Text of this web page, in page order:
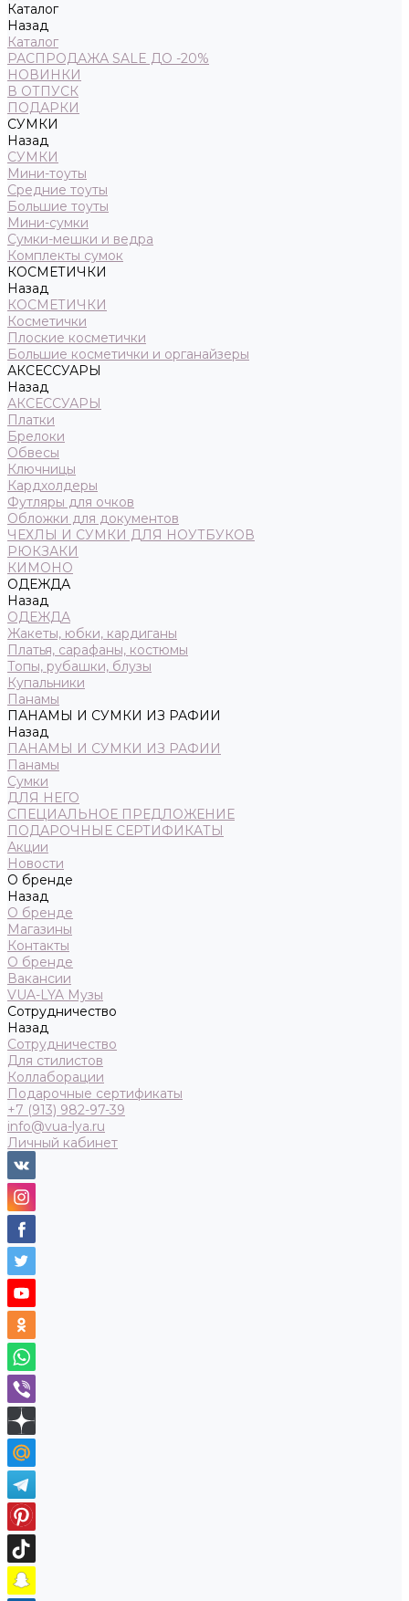
Каталог
Назад
Каталог
РАСПРОДАЖА SALE ДО -20%
НОВИНКИ
В ОТПУСК
ПОДАРКИ
СУМКИ
Назад
СУМКИ
Мини-тоуты
Средние тоуты
Большие тоуты
Мини-сумки
Сумки-мешки и ведра
Комплекты сумок
КОСМЕТИЧКИ
Назад
КОСМЕТИЧКИ
Косметички
Плоские косметички
Большие косметички и органайзеры
АКСЕССУАРЫ
Назад
АКСЕССУАРЫ
Платки
Брелоки
Обвесы
Ключницы
Кардхолдеры
Футляры для очков
Обложки для документов
ЧЕХЛЫ И СУМКИ ДЛЯ НОУТБУКОВ
РЮКЗАКИ
КИМОНО
ОДЕЖДА
Назад
ОДЕЖДА
Жакеты, юбки, кардиганы
Платья, сарафаны, костюмы
Топы, рубашки, блузы
Купальники
Панамы
ПАНАМЫ И СУМКИ ИЗ РАФИИ
Назад
ПАНАМЫ И СУМКИ ИЗ РАФИИ
Панамы
Сумки
ДЛЯ НЕГО
СПЕЦИАЛЬНОЕ ПРЕДЛОЖЕНИЕ
ПОДАРОЧНЫЕ СЕРТИФИКАТЫ
Акции
Новости
О бренде
Назад
О бренде
Магазины
Контакты
О бренде
Вакансии
VUA-LYA Музы
Сотрудничество
Назад
Сотрудничество
Для стилистов
Коллаборации
Подарочные сертификаты
+7 (913) 982-97-39
info@vua-lya.ru
Личный кабинет